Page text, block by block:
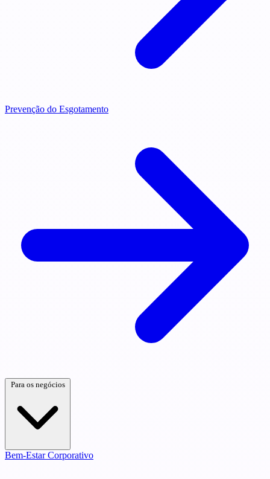
Prevenção do Esgotamento
Para os negócios
Bem-Estar Corporativo